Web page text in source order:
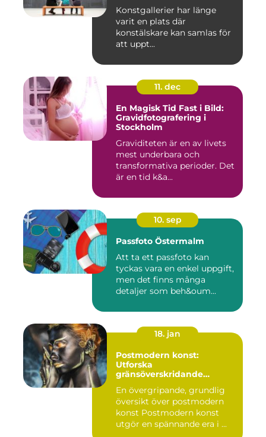
Konstgallerier har länge
varit en plats där
konstälskare kan samlas för
att uppt...
11. dec
En Magisk Tid Fast i Bild:
Gravidfotografering i
Stockholm
Graviditeten är en av livets
mest underbara och
transformativa perioder. Det
är en tid k&a...
10. sep
Passfoto Östermalm
Att ta ett passfoto kan
tyckas vara en enkel uppgift,
men det finns många
detaljer som beh&oum...
18. jan
Postmodern konst:
Utforska
gränsöverskridande
En övergripande, grundlig
översikt över postmodern
konst Postmodern konst
utgör en spännande era i ...